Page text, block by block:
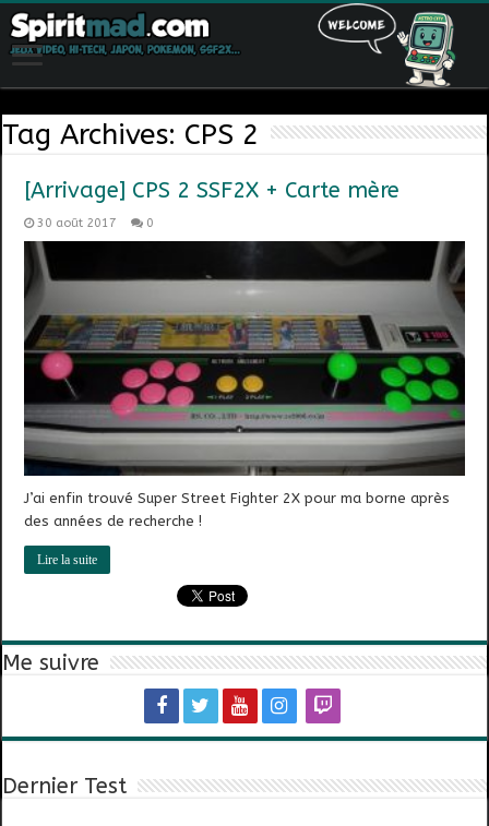
Tag Archives: CPS 2
[Arrivage] CPS 2 SSF2X + Carte mère
30 août 2017 0
J’ai enfin trouvé Super Street Fighter 2X pour ma borne après
des années de recherche !
Lire la suite
Me suivre
Dernier Test